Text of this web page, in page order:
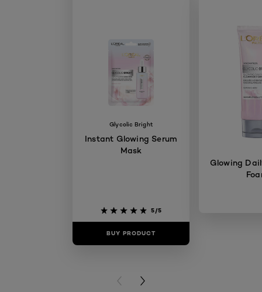
Glycolic Bright
Instant Glowing Serum
Mask
5/5
BUY PRODUCT
Glowing
PREVIOUS CARD
NEXT CARD